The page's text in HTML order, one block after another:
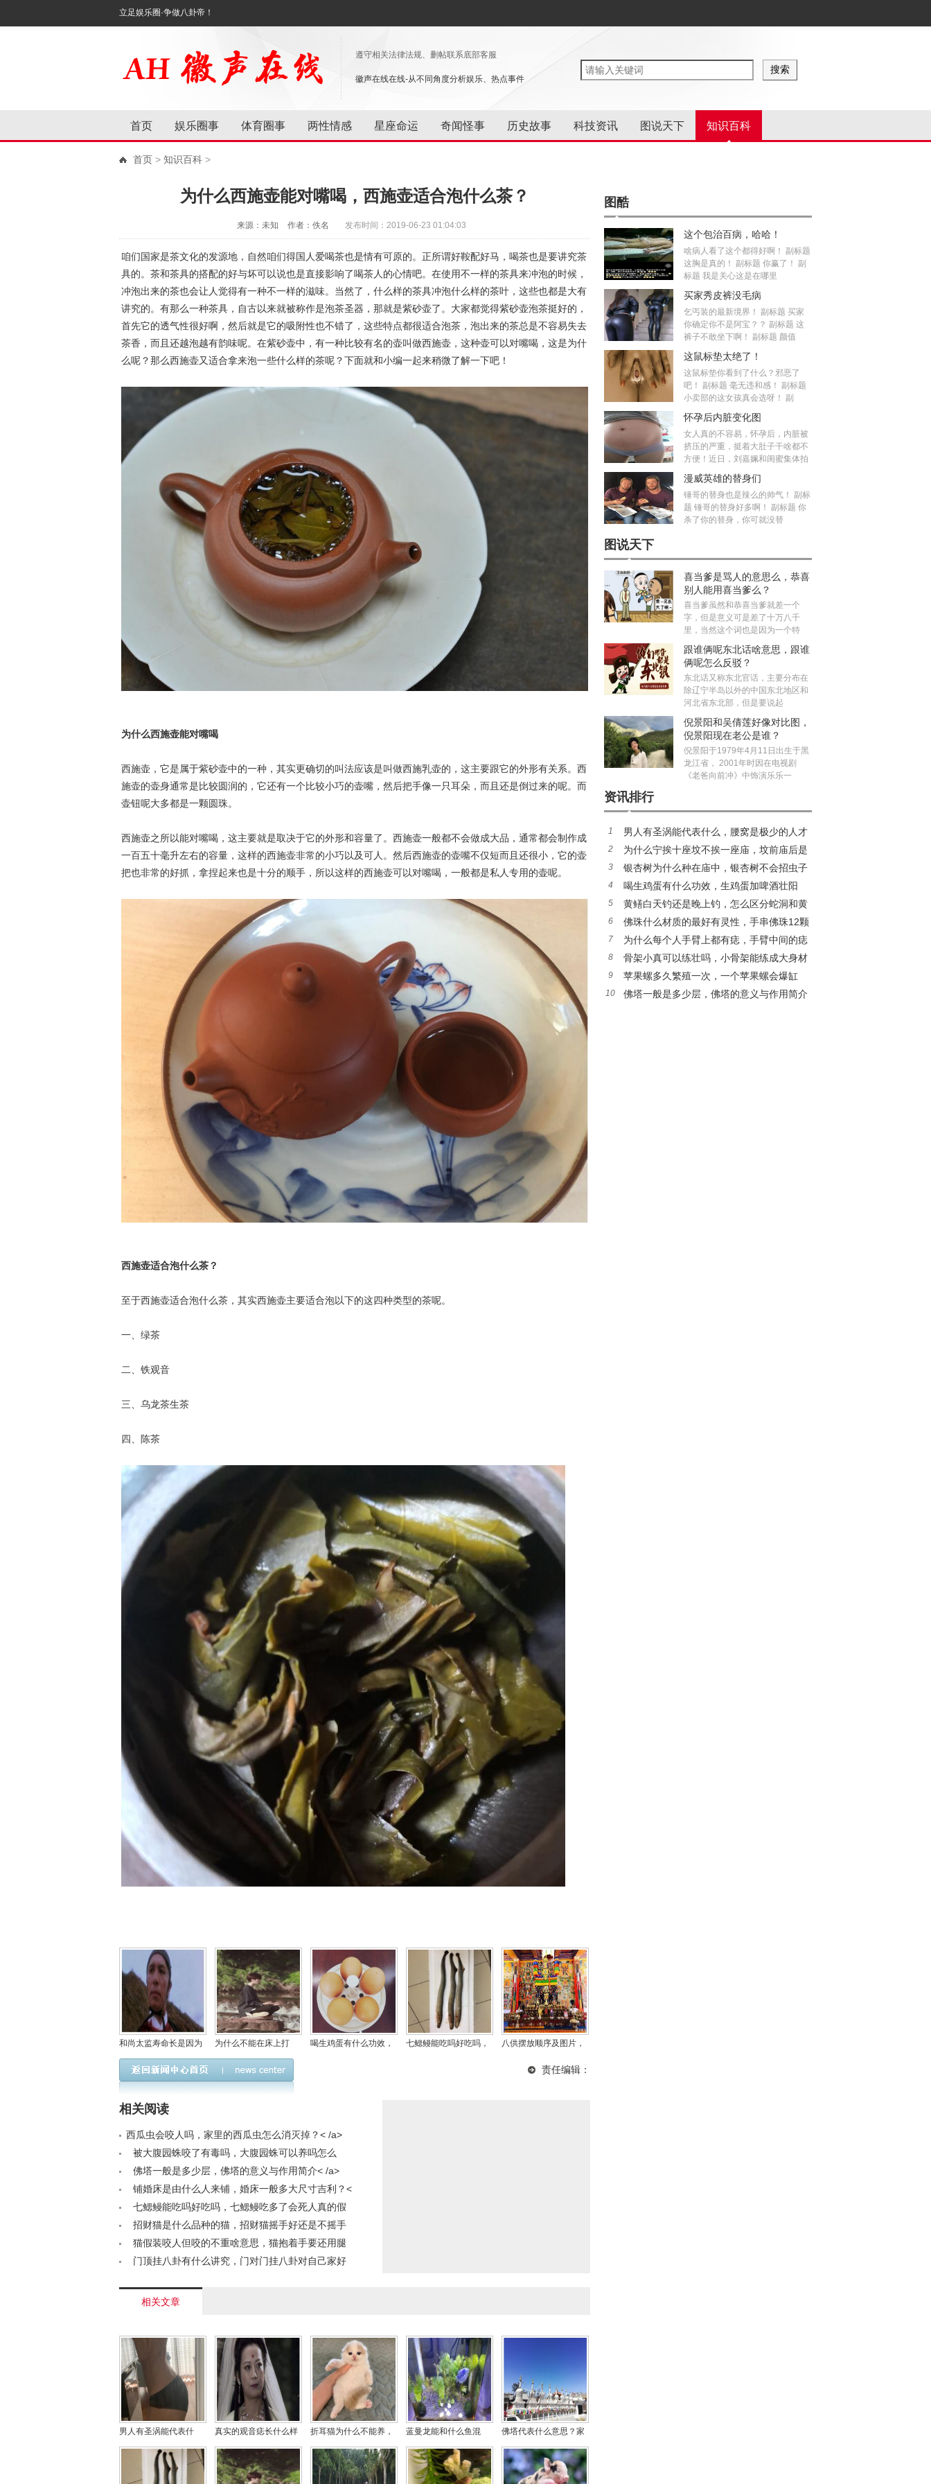
立足娱乐圈·争做八卦帝！
遵守相关法律法规、删帖联系底部客服
徽声在线在线-从不同角度分析娱乐、热点事件
首页 娱乐圈事 体育圈事 两性情感 星座命运 奇闻怪事 历史故事 科技资讯 图说天下 知识百科
首页 > 知识百科 >
为什么西施壶能对嘴喝，西施壶适合泡什么茶？
来源：未知 作者：佚名 发布时间：2019-06-23 01:04:03
咱们国家是茶文化的发源地，自然咱们得国人爱喝茶也是情有可原的。正所谓好鞍配好马，喝茶也是要讲究茶
具的。茶和茶具的搭配的好与坏可以说也是直接影响了喝茶人的心情吧。在使用不一样的茶具来冲泡的时候，
冲泡出来的茶也会让人觉得有一种不一样的滋味。当然了，什么样的茶具冲泡什么样的茶叶，这些也都是大有
讲究的。有那么一种茶具，自古以来就被称作是泡茶圣器，那就是紫砂壶了。大家都觉得紫砂壶泡茶挺好的，
首先它的透气性很好啊，然后就是它的吸附性也不错了，这些特点都很适合泡茶，泡出来的茶总是不容易失去
茶香，而且还越泡越有韵味呢。在紫砂壶中，有一种比较有名的壶叫做西施壶，这种壶可以对嘴喝，这是为什
么呢？那么西施壶又适合拿来泡一些什么样的茶呢？下面就和小编一起来稍微了解一下吧！
为什么西施壶能对嘴喝
西施壶，它是属于紫砂壶中的一种，其实更确切的叫法应该是叫做西施乳壶的，这主要跟它的外形有关系。西
施壶的壶身通常是比较圆润的，它还有一个比较小巧的壶嘴，然后把手像一只耳朵，而且还是倒过来的呢。而
壶钮呢大多都是一颗圆珠。
西施壶之所以能对嘴喝，这主要就是取决于它的外形和容量了。西施壶一般都不会做成大品，通常都会制作成
一百五十毫升左右的容量，这样的西施壶非常的小巧以及可人。然后西施壶的壶嘴不仅短而且还很小，它的壶
把也非常的好抓，拿捏起来也是十分的顺手，所以这样的西施壶可以对嘴喝，一般都是私人专用的壶呢。
西施壶适合泡什么茶？
至于西施壶适合泡什么茶，其实西施壶主要适合泡以下的这四种类型的茶呢。
一、绿茶
二、铁观音
三、乌龙茶生茶
四、陈茶
和尚太监寿命长是因为
禁欲吗，是不是不结婚
的人寿命也长？
为什么不能在床上打
坐，打坐的最佳时间是
喝生鸡蛋有什么功效，
七鳃鳗能吃吗好吃吗，
八供摆放顺序及图片，
责任编辑：
相关阅读
西瓜虫会咬人吗，家里的西瓜虫怎么消灭掉？< /a>
被大腹园蛛咬了有毒吗，大腹园蛛可以养吗怎么
养？< /a>
佛塔一般是多少层，佛塔的意义与作用简介< /a>
铺婚床是由什么人来铺，婚床一般多大尺寸吉利？<
/a> 七鳃鳗能吃吗好吃吗，七鳃鳗吃多了会死人真的假
的< /a>
招财猫是什么品种的猫，招财猫摇手好还是不摇手
好？< /a>
猫假装咬人但咬的不重啥意思，猫抱着手要还用腿
蹬咋回事？< /a>
门顶挂八卦有什么讲究，门对门挂八卦对自己家好
相关文章
男人有圣涡能代表什
么，腰窝是极少的人才
真实的观音痣长什么样
子，女人有观音痣好不
好？
折耳猫为什么不能养，
是因为有遗传病容易发
病吗？
蓝曼龙能和什么鱼混
养，这种鱼么分公母图
佛塔代表什么意思？家
里请供佛塔的功德和作
用有哪些
图酷
这个包治百病，哈哈！
啥病人看了这个都得好啊！ 副标题
这胸是真的！ 副标题 你赢了！ 副
标题 我是关心这是在哪里
买家秀皮裤没毛病
乞丐装的最新境界！ 副标题 买家
你确定你不是阿宝？？ 副标题 这
裤子不敢坐下啊！ 副标题 颜值
这鼠标垫太绝了！
这鼠标垫你看到了什么？邪恶了
吧！ 副标题 毫无违和感！ 副标题
小卖部的这女孩真会选呀！ 副
怀孕后内脏变化图
女人真的不容易，怀孕后，内脏被
挤压的严重，挺着大肚子干啥都不
方便！近日，刘嘉姵和闺蜜集体拍
漫威英雄的替身们
锤哥的替身也是辣么的帅气！ 副标
题 锤哥的替身好多啊！ 副标题 你
杀了你的替身，你可就没替
图说天下
喜当爹是骂人的意思么，恭喜
别人能用喜当爹么？
喜当爹虽然和恭喜当爹就差一个
字，但是意义可是差了十万八千
里，当然这个词也是因为一个特
跟谁俩呢东北话啥意思，跟谁
俩呢怎么反驳？
东北话又称东北官话，主要分布在
除辽宁半岛以外的中国东北地区和
河北省东北部，但是要说起
倪景阳和吴倩莲好像对比图，
倪景阳现在老公是谁？
倪景阳于1979年4月11日出生于黑
龙江省， 2001年时因在电视剧
《老爸向前冲》中饰演乐乐一
资讯排行
1
男人有圣涡能代表什么，腰窝是极少的人才
有吗？
2
为什么宁挨十座坟不挨一座庙，坟前庙后是
风水宝地真的假的？
3
银杏树为什么种在庙中，银杏树不会招虫子
吗？
4
喝生鸡蛋有什么功效，生鸡蛋加啤酒壮阳
吗？
5
黄鳝白天钓还是晚上钓，怎么区分蛇洞和黄
鳝洞？
6
佛珠什么材质的最好有灵性，手串佛珠12颗
和13分别什么含义
7
为什么每个人手臂上都有痣，手臂中间的痣
代表什么
8
骨架小真可以练壮吗，小骨架能练成大身材
么？
9
苹果螺多久繁殖一次，一个苹果螺会爆缸
吗？
10 佛塔一般是多少层，佛塔的意义与作用简介